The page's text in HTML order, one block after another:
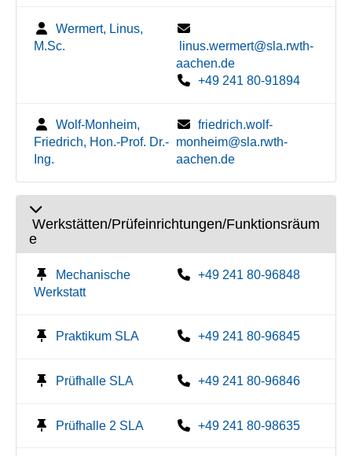
Wermert, Linus,
M.Sc.
linus.wermert@sla.rwth-
aachen.de
+49 241 80-91894
Wolf-Monheim,
Friedrich, Hon.-Prof. Dr.-
Ing.
friedrich.wolf-
monheim@sla.rwth-
aachen.de
Werkstätten/Prüfeinrichtungen/Funktionsräum
e
Mechanische
Werkstatt
+49 241 80-96848
Praktikum SLA +49 241 80-96845
Prüfhalle SLA +49 241 80-96846
Prüfhalle 2 SLA +49 241 80-98635